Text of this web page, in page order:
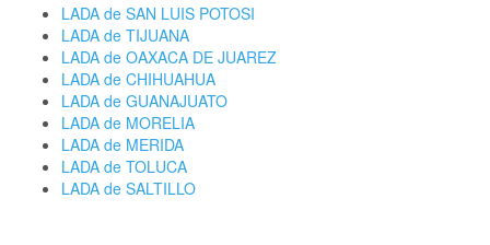
LADA de SAN LUIS POTOSI
LADA de TIJUANA
LADA de OAXACA DE JUAREZ
LADA de CHIHUAHUA
LADA de GUANAJUATO
LADA de MORELIA
LADA de MERIDA
LADA de TOLUCA
LADA de SALTILLO